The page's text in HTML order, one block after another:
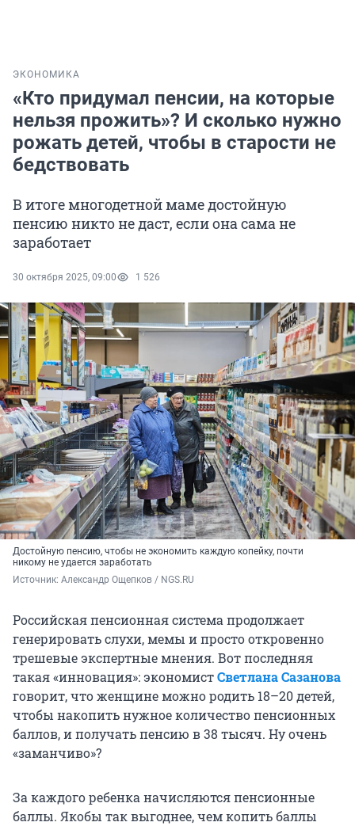
ЭКОНОМИКА
«Кто придумал пенсии, на которые
нельзя прожить»? И сколько нужно
рожать детей, чтобы в старости не
бедствовать
В итоге многодетной маме достойную
пенсию никто не даст, если она сама не
заработает
30 октября 2025, 09:00 1 526
Достойную пенсию, чтобы не экономить каждую копейку, почти
никому не удается заработать
Источник: Александр Ощепков / NGS.RU
Российская пенсионная система продолжает
генерировать слухи, мемы и просто откровенно
трешевые экспертные мнения. Вот последняя
такая «инновация»: экономистСветлана Сазанова
говорит, что женщине можно родить 18–20 детей,
чтобы накопить нужное количество пенсионных
баллов, и получать пенсию в 38 тысяч. Ну очень
«заманчиво»?
За каждого ребенка начисляются пенсионные
баллы. Якобы так выгоднее, чем копить баллы